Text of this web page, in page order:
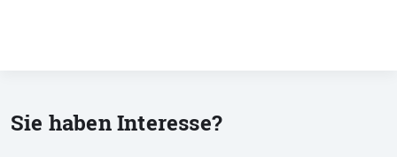
Sie haben Interesse?